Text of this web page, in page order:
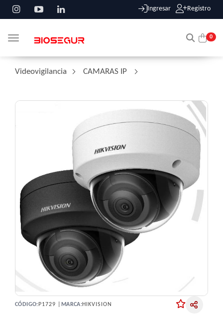
Ingresar Registro
0
Toggle navigation
Videovigilancia CAMARAS IP
CÓDIGO: P1729 | MARCA:HIKVISION